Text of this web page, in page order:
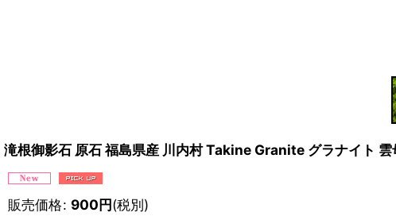
滝根御影石 原石 福島県産 川内村 Takine Granite グラナイト
販売価格: 900円(税別)